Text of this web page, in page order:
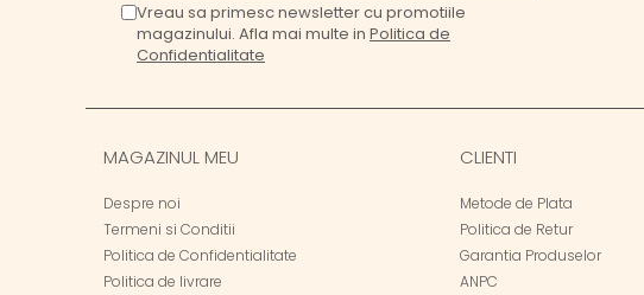
Vreau sa primesc newsletter cu promotiile
magazinului. Afla mai multe in Politica de
Confidentialitate
MAGAZINUL MEU
Despre noi
Termeni si Conditii
Politica de Confidentialitate
Politica de livrare
CLIENTI
Metode de Plata
Politica de Retur
Garantia Produselor
ANPC